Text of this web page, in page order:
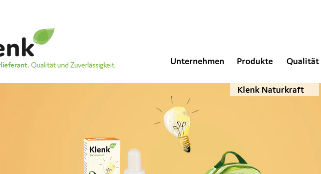
Unternehmen Produkte Qualität
Klenk Naturkraft